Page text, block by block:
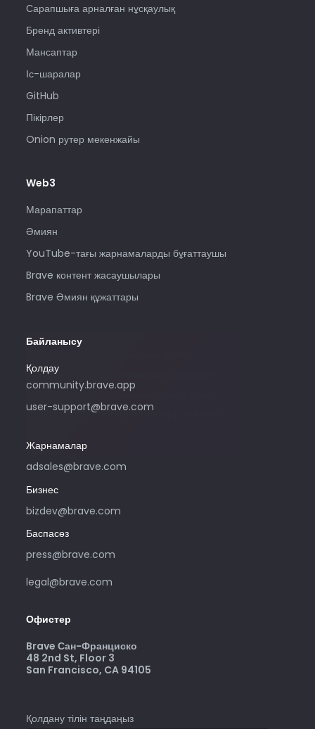
Сарапшыға арналған нұсқаулық
Бренд активтері
Мансаптар
Іс-шаралар
GitHub
Пікірлер
Onion рутер мекенжайы
Web3
Марапаттар
Әмиян
YouTube-тағы жарнамаларды бұғаттаушы
Brave контент жасаушылары
Brave Әмиян құжаттары
Байланысу
Қолдау
community.brave.app
user-support@brave.com
Жарнамалар
adsales@brave.com
жарнамасына байланысты сұрақтарға
байланысты қолданыңыз. Көмек қажет
болса, community.brave.app сайтына
Бизнес
bizdev@brave.com
Баспасөз
press@brave.com
legal@brave.com
Офистер
Brave Сан-Франциско
48 2nd St, Floor 3
San Francisco, CA 94105
Қолдану тілін таңдаңыз